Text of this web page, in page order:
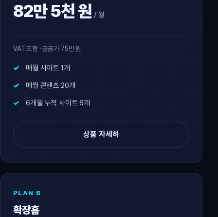
82만 5천 원 / 월
VAT 포함 · 공급가 75만 원
매월 사이트 1개
매월 콘텐츠 20개
6개월 누적 사이트 6개
상품 자세히
PLAN B
확장홈